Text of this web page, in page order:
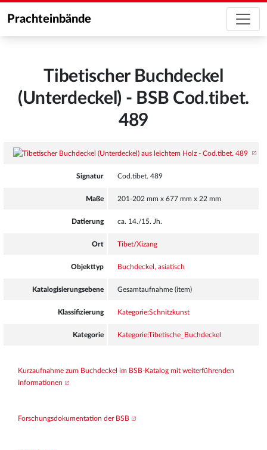
Prachteinbände
Tibetischer Buchdeckel
(Unterdeckel) - BSB Cod.tibet.
489
Signatur Cod.tibet. 489
Maße 201-202 mm x 677 mm x 22 mm
Datierung ca. 14./15. Jh.
Ort Tibet/Xizang
Objekttyp Buchdeckel, asiatisch
Katalogisierungsebene Gesamtaufnahme (item)
Klassifizierung Kategorie:Schnitzkunst
Kategorie Kategorie:Tibetische_Buchdeckel
Kurzaufnahme zum Buchdeckel im BSB-Katalog mit weiterführenden
Informationen
Forschungsdokumentation der BSB